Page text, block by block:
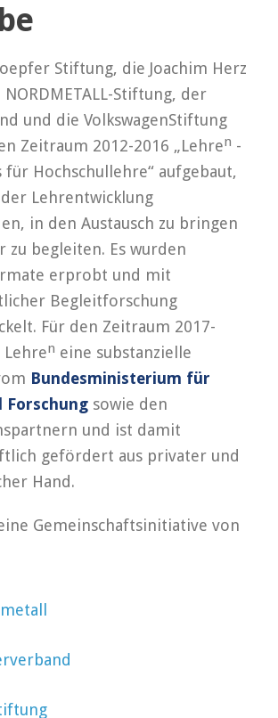
Stiftung, die Joachim Herz
Stiftung, der
und die VolkswagenStiftung
Zeitraum 2012-2016 „Lehren -
für Hochschullehre“ aufgebaut,
Lehr­ent­wicklung
in den Austausch zu bringen
zu be­glei­ten. Es wurden
erprobt und mit
Be­gleit­­­forschung
Für den Zeitraum 2017-
n eine substanzielle
Bundesministerium für
Forschung sowie den
und ist damit
gefördert aus privater und
Hand.
Gemeinschaftsinitiative von